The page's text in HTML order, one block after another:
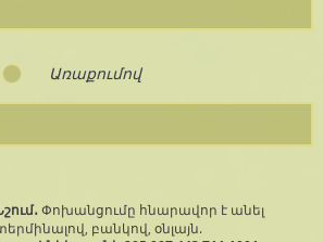
Առաքումով
Փոխանցումը հնարավոր է անել
բանկով, օնլայն.